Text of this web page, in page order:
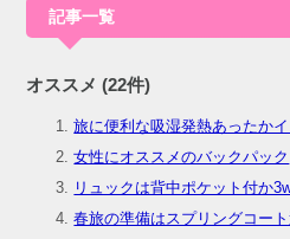
記事一覧
オススメ (22件)
旅に便利な吸湿発熱あったかイ
女性にオススメのバックパック
リュックは背中ポケット付か
春旅の準備はスプリングコー